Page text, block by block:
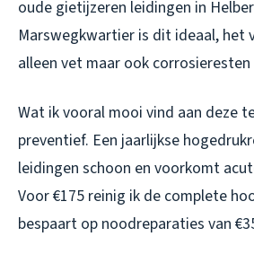
oude gietijzeren leidingen in
Marswegkwartier is dit ideaal, het
alleen vet maar ook corrosieresten
Wat ik vooral mooi vind aan deze
preventief. Een jaarlijkse
leidingen schoon en voorkomt
Voor €175 reinig ik de complete
bespaart op noodreparaties van